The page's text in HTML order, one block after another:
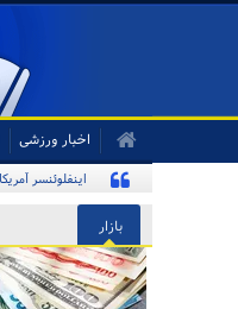
اخبار ورزشی
بازار